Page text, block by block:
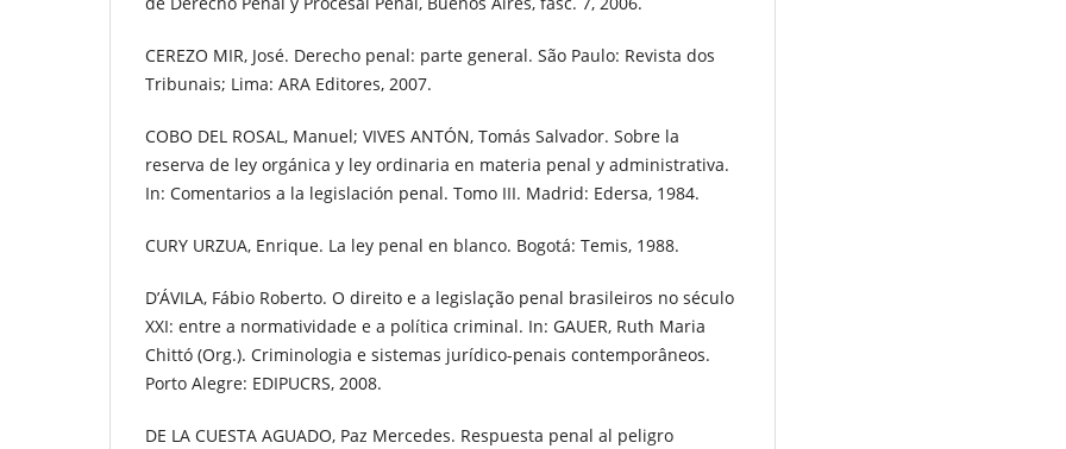
CEREZO MIR, José. Derecho penal: parte general. São Paulo: Revista dos
Tribunais; Lima: ARA Editores, 2007.
COBO DEL ROSAL, Manuel; VIVES ANTÓN, Tomás Salvador. Sobre la
reserva de ley orgánica y ley ordinaria en materia penal y administrativa.
In: Comentarios a la legislación penal. Tomo III. Madrid: Edersa, 1984.
CURY URZUA, Enrique. La ley penal en blanco. Bogotá: Temis, 1988.
D’ÁVILA, Fábio Roberto. O direito e a legislação penal brasileiros no século
XXI: entre a normatividade e a política criminal. In: GAUER, Ruth Maria
Chittó (Org.). Criminologia e sistemas jurídico-penais contemporâneos.
Porto Alegre: EDIPUCRS, 2008.
DE LA CUESTA AGUADO, Paz Mercedes. Respuesta penal al peligro